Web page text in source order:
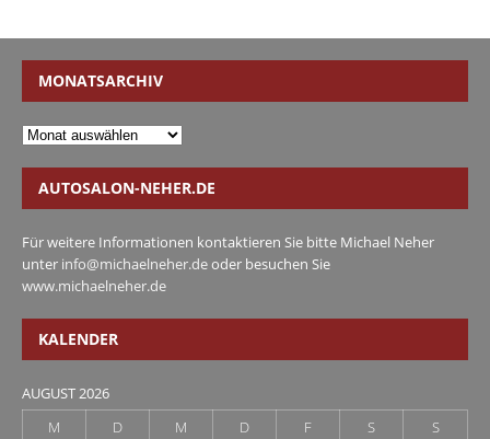
MONATSARCHIV
AUTOSALON-NEHER.DE
Für weitere Informationen kontaktieren Sie bitte Michael Neher
unter info@michaelneher.deoder besuchen Sie
www.michaelneher.de
KALENDER
AUGUST 2026
M
D M D F S
S